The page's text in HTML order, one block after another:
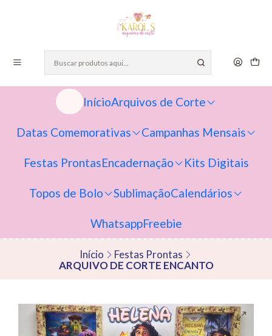
InícioArquivos de Corte
Datas Comemorativas Campanhas Mensais
Festas ProntasEncadernação Kits Digitais
Topos de Bolo SublimaçãoCalendários
WhatsappFreebie
Início
Festas Prontas
ARQUIVO DE CORTE ENCANTO